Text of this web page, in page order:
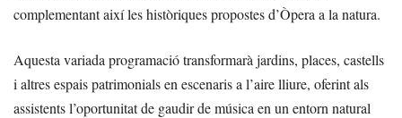
complementant així les històriques propostes d’Òpera a la natura.
Aquesta variada programació transformarà jardins, places, castells
i altres espais patrimonials en escenaris a l’aire lliure, oferint als
assistents l’oportunitat de gaudir de música en un entorn natural